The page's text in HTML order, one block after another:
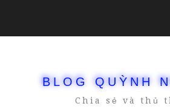
BLOG QUỲNH
Chia sẻ và thủ